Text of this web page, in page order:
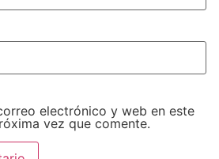
electrónico y web en este
vez que comente.